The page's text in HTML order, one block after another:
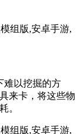
难以挖掘的方
来卡，将这些物
。